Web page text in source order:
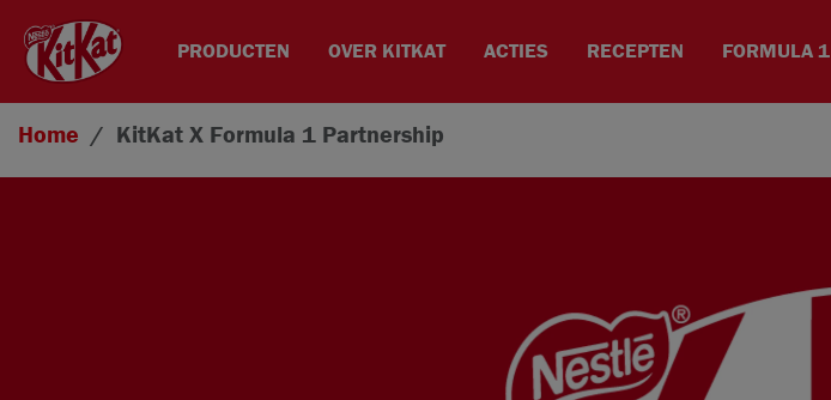
Overslaan en naar de inhoud gaan
PRODUCTEN OVER KITKAT ACTIES RECEPTEN FORMULA 1
Home KitKat X Formula 1 Partnership​